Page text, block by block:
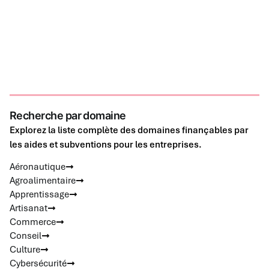
Recherche par domaine
Explorez la liste complète des domaines finançables par
les aides et subventions pour les entreprises.
Aéronautique
Agroalimentaire
Apprentissage
Artisanat
Commerce
Conseil
Culture
Cybersécurité